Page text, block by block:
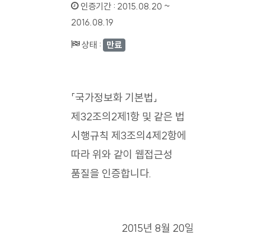
인증기간 : 2015.08.20 ~
2016.08.19
상태 : 만료
「국가정보화 기본법」
제32조의2제1항 및 같은 법
시행규칙 제3조의4제2항에
따라 위와 같이 웹접근성
품질을 인증합니다.
2015년 8월 20일